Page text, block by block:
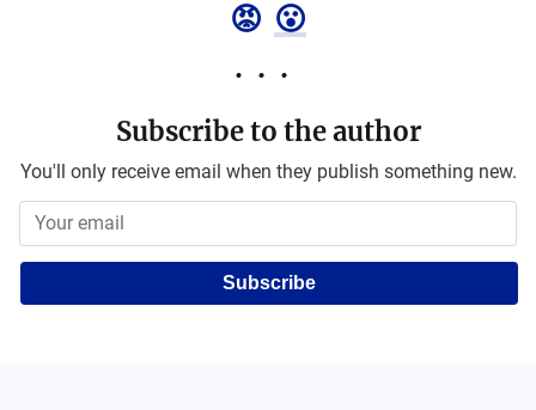
😡 😮
Subscribe to the author
You'll only receive email when they publish something new.
Subscribe